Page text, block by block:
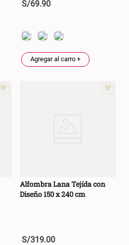
S/69.90
Agregar al carro +
Alfombra Lana Tejída con
Diseño 150 x 240 cm
S/319.00